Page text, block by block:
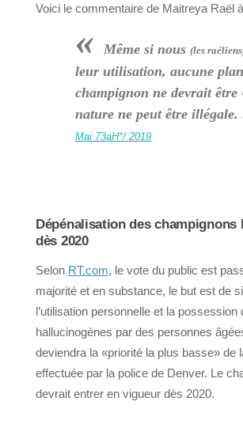
Voici le commentaire de Maitreya Raël
« Même si nous (les
leur utilisation, aucune
champignon ne devrait
nature ne peut être illégale.
Mai 73aH*/ 2019
Dépénalisation des champignons
dès 2020
Selon RT.com, le vote du public est
majorité et en substance, le but est de
l’utilisation personnelle et la possession
hallucinogènes par des personnes
deviendra la «priorité la plus basse» de
effectuée par la police de Denver. Le
devrait entrer en vigueur dès 2020.